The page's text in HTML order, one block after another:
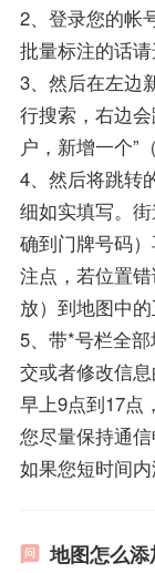
2、登录您的帐
批量标注的话请
3、然后在左边
行搜索，右边
户，新增一个”
4、然后将跳转
细如实填写。
确到门牌号码
注点，若位置
放）到地图中的
5、带*号栏全
交或者修改信
早上9点到17点
您尽量保持通
如果您短时间内
地图怎么